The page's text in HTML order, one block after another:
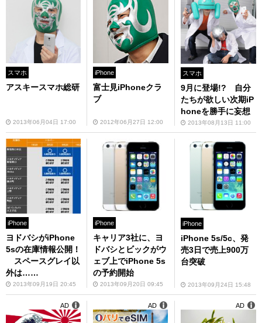
スマホ
アスキースマホ総研
2013年06月04日 17:00
iPhone
富士見iPhoneクラ
ブ
2012年06月27日 12:00
スマホ
9月に登場!? 自分
たちが欲しい次期iP
honeを勝手に妄想
2013年08月13日 11:00
iPhone
ヨドバシがiPhone
5sの在庫情報公開！
スペースグレイ以
外は……
2013年09月19日 20:45
iPhone
キャリア3社に、ヨ
ドバシとビックがウ
ェブ上でiPhone 5s
の予約開始
2013年09月20日 09:45
iPhone
iPhone 5s/5c、発
売3日で売上900万
台突破
2013年09月24日 15:48
AD AD AD